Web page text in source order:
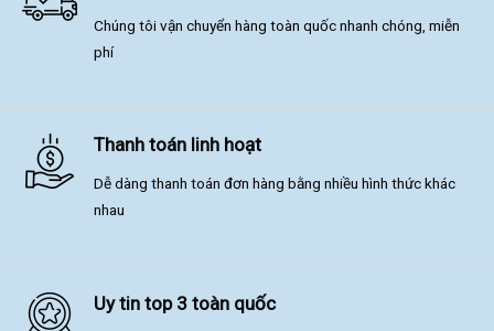
Chúng tôi vận chuyển hàng toàn quốc nhanh chóng, miễn
phí
Thanh toán linh hoạt
Dễ dàng thanh toán đơn hàng bằng nhiều hình thức khác
nhau
Uy tin top 3 toàn quốc